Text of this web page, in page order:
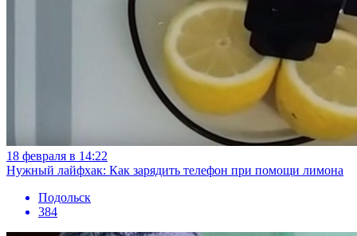
18 февраля в 14:22
Нужный лайфхак: Как зарядить телефон при помощи лимона
Подольск
384